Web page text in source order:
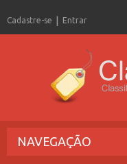
Cadastre-se Entrar
NAVEGAÇÃO